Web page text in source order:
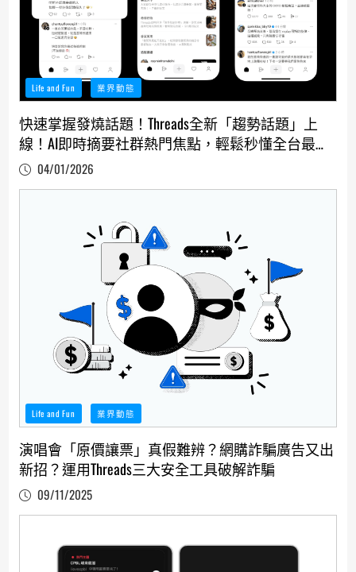
Life and Fun 業界動態
快速掌握發燒話題！Threads全新「趨勢話題」上
線！AI即時摘要社群熱門焦點，輕鬆秒懂全台最夯
社群時事
04/01/2026
Life and Fun 業界動態
演唱會「原價讓票」真假難辨？網購詐騙廣告又出
新招？運用Threads三大安全工具破解詐騙
09/11/2025